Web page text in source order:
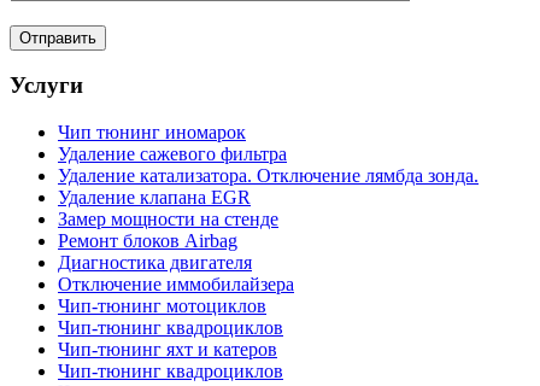
Услуги
Чип тюнинг иномарок
Удаление сажевого фильтра
Удаление катализатора. Отключение лямбда зонда.
Удаление клапана EGR
Замер мощности на стенде
Ремонт блоков Airbag
Диагностика двигателя
Отключение иммобилайзера
Чип-тюнинг мотоциклов
Чип-тюнинг квадроциклов
Чип-тюнинг яхт и катеров
Чип-тюнинг квадроциклов